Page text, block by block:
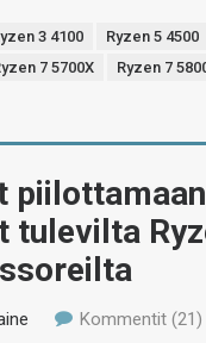
3 4100 Ryzen 5 4500
7 5700X Ryzen 7
piilottamaan
Kommentit (21)